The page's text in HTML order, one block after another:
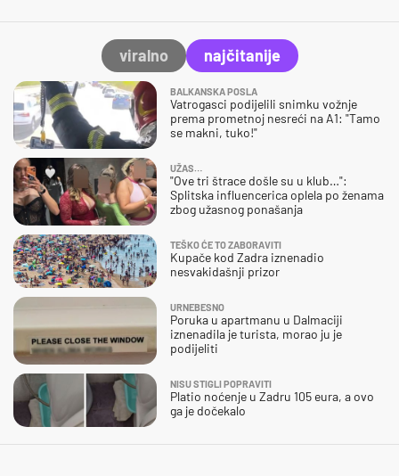
viralno najčitanije
BALKANSKA POSLA
Vatrogasci podijelili snimku vožnje
prema prometnoj nesreći na A1: "Tamo
se makni, tuko!"
UŽAS…
"Ove tri štrace došle su u klub…":
Splitska influencerica oplela po ženama
zbog užasnog ponašanja
TEŠKO ĆE TO ZABORAVITI
Kupače kod Zadra iznenadio
nesvakidašnji prizor
URNEBESNO
Poruka u apartmanu u Dalmaciji
iznenadila je turista, morao ju je
podijeliti
NISU STIGLI POPRAVITI
Platio noćenje u Zadru 105 eura, a ovo
ga je dočekalo